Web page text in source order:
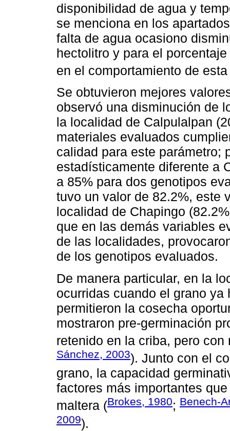
disponibilidad de agua y
se menciona en los
falta de agua ocasiono
hectolitro y para el
en el comportamiento de
Se obtuvieron mejores
observó una disminución de
la localidad de Calpulalpan
materiales evaluados
calidad para este parámetro;
estadísticamente diferente a
a 85% para dos genotipos
tuvo un valor de 82.2%, este
localidad de Chapingo
que en las demás variables
de las localidades,
de los genotipos evaluados.
De manera particular, en la
ocurridas cuando el grano
permitieron la cosecha
mostraron pre-germinación
retenido en la criba, pero
Sánchez, 2003). Junto con el
grano, la capacidad
factores más importantes
maltera (Brokes, 1980; Benech-
2009).